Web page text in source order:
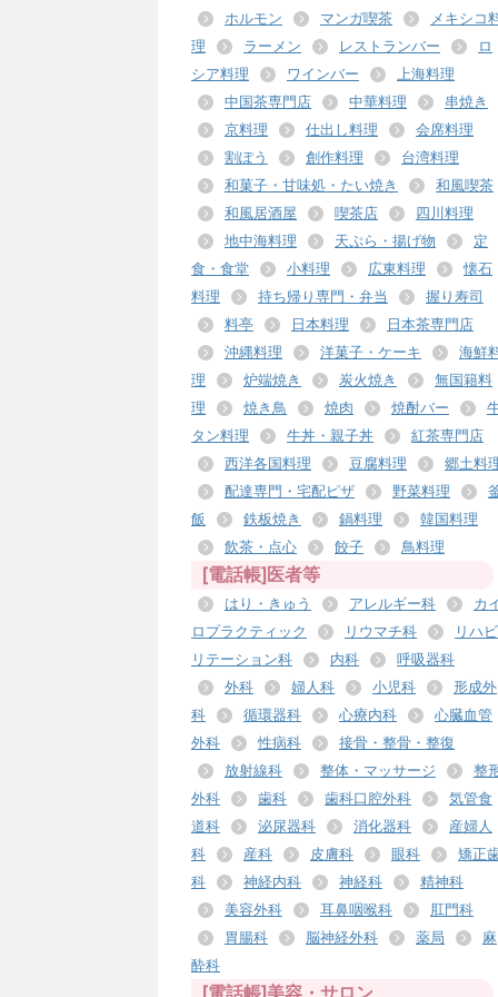
ホルモン
マンガ喫茶
メキシコ
理
ラーメン レストランバー
ロ
シア料理
ワインバー
上海料理
中国茶専門店
中華料理
串焼き
京料理
仕出し料理
会席料理
割ぽう
創作料理
台湾料理
和菓子・甘味処・たい焼き
和風喫茶
和風居酒屋
喫茶店
四川料理
地中海料理
天ぷら・揚げ物
定
食・食堂
小料理 広東料理
懐石
料理
持ち帰り専門・弁当
握り寿司
料亭
日本料理
日本茶専門店
沖縄料理
洋菓子・ケーキ
海鮮
理
炉端焼き 炭火焼き
無国籍料
理
焼き鳥 焼肉 焼酎バー
タン料理
牛丼・親子丼
紅茶専門店
西洋各国料理
豆腐料理
郷土料
配達専門・宅配ピザ
野菜料理
飯
鉄板焼き 鍋料理
韓国料理
飲茶・点心
餃子 鳥料理
[電話帳]医者等
はり・きゅう アレルギー科
カ
ロプラクティック
リウマチ科
リハビ
リテーション科
内科
呼吸器科
外科
婦人科 小児科
形成外
科
循環器科 心療内科
心臓血管
外科
性病科
接骨・整骨・整復
放射線科
整体・マッサージ
整
外科
歯科 歯科口腔外科
気管食
道科
泌尿器科 消化器科
産婦人
科
産科 皮膚科 眼科
矯正
科
神経内科 神経科
精神科
美容外科
耳鼻咽喉科
肛門科
胃腸科
脳神経外科 薬局
麻
酔科